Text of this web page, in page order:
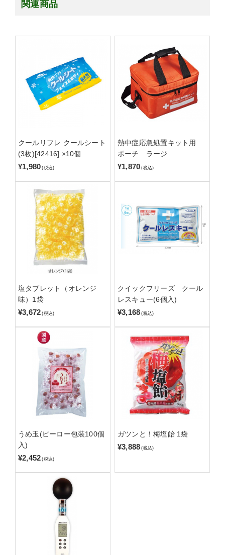
関連商品
クールリフレ クールシート
(3枚)[42416] ×10個
¥1,980 (税込)
熱中症応急処置キット用
ポーチ ラージ
¥1,870 (税込)
塩タブレット（オレンジ
味）1袋
¥3,672 (税込)
クイックフリーズ クール
レスキュー(6個入)
¥3,168 (税込)
うめ玉(ピーロー包装100個
入)
¥2,452 (税込)
ガツンと！梅塩飴 1袋
¥3,888 (税込)